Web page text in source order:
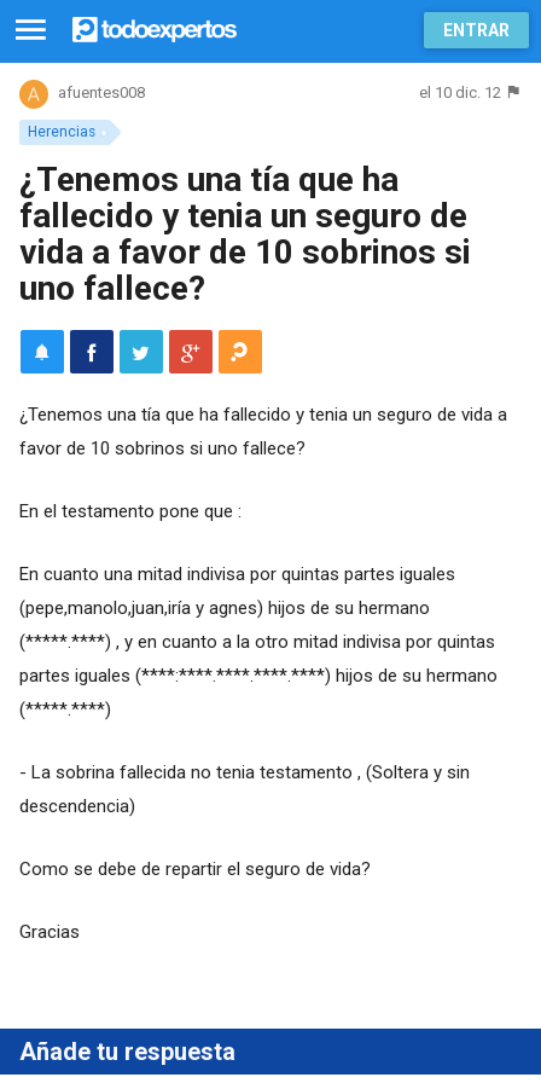
ENTRAR
Herencias
afuentes008 el 10 dic. 12
¿Tenemos una tía que ha
fallecido y tenia un seguro de
vida a favor de 10 sobrinos si
uno fallece?
¿Tenemos una tía que ha fallecido y tenia un seguro de vida a
favor de 10 sobrinos si uno fallece?
En el testamento pone que :
En cuanto una mitad indivisa por quintas partes iguales
(pepe,manolo,juan,iría y agnes) hijos de su hermano
(*****.****) , y en cuanto a la otro mitad indivisa por quintas
partes iguales (****:****.****.****.****) hijos de su hermano
(*****.****)
- La sobrina fallecida no tenia testamento , (Soltera y sin
descendencia)
Como se debe de repartir el seguro de vida?
Gracias
Añade tu respuesta